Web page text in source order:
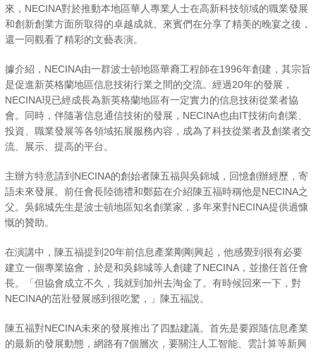
來，NECINA對於推動本地區華人專業人士在高新科技領域的職業發展
和創新創業方面所取得的卓越成就。來賓們在分享了精美的晚宴之後，
還一同觀看了精彩的文藝表演。
據介紹，NECINA由一群波士頓地區華裔工程師在1996年創建，其宗旨
是促進新英格蘭地區信息技術行業之間的交流。經過20年的發展，
NECINA現已經成長為新英格蘭地區有一定實力的信息技術從業者協
會。同時，伴隨著信息通信技術的發展，NECINA也由IT技術向創業、
投資、職業發展等各領域拓展服務內容，成為了科技從業者及創業者交
流、展示、提高的平台。
主辦方特意請到NECINA的創始者陳五福與吳錦城，回憶創辦經歷，寄
語未來發展。前任會長陸德禮和鄭茹在介紹陳五福時稱他是NECINA之
父。吳錦城先生是波士頓地區知名創業家，多年來對NECINA提供過慷
慨的贊助。
在演講中，陳五福提到20年前信息產業剛剛興起，他感覺到很有必要
建立一個專業協會，於是和吳錦城等人創建了NECINA，並擔任首任會
長。「但協會成立不久，我就到加州去淘金了。有時候回來一下，對
NECINA的茁壯發展感到很吃驚，」陳五福說。
陳五福對NECINA未來的發展推出了四點建議。首先是要跟隨信息產業
的最新的發展動態，網路有7個層次，要關注人工智能、雲計算等新興